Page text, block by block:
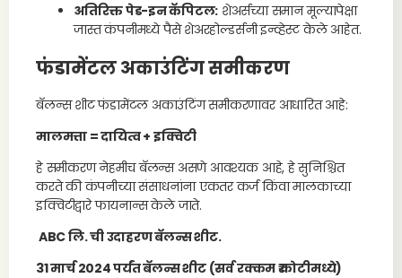
अतिरिक्त पेड-इन कॅपिटल: शेअर्सच्या समान मूल्यापेक्षा
जास्त कंपनीमध्ये पैसे शेअरहोल्डर्सनी इन्व्हेस्ट केले आहेत.
फंडामेंटल अकाउंटिंग समीकरण
बॅलन्स शीट फंडामेंटल अकाउंटिंग समीकरणावर आधारित आहे:
मालमत्ता = दायित्व + इक्विटी
हे समीकरण नेहमीच बॅलन्स असणे आवश्यक आहे, हे सुनिश्चित
करते की कंपनीच्या संसाधनांना एकतर कर्ज किंवा मालकाच्या
इक्विटीद्वारे फायनान्स केले जाते.
ABC लि. ची उदाहरण बॅलन्स शीट.
31 मार्च 2024 पर्यंत बॅलन्स शीट (सर्व रक्कम ₹ कोटीमध्ये)